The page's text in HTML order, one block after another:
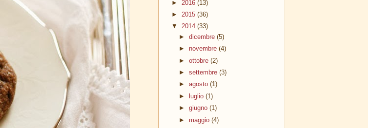
► 2016 (13)
► 2015 (36)
▼ 2014 (33)
►dicembre(5)
►novembre(4)
►ottobre(2)
►settembre(3)
►agosto(1)
►
luglio(1)
►giugno(1)
►maggio(4)